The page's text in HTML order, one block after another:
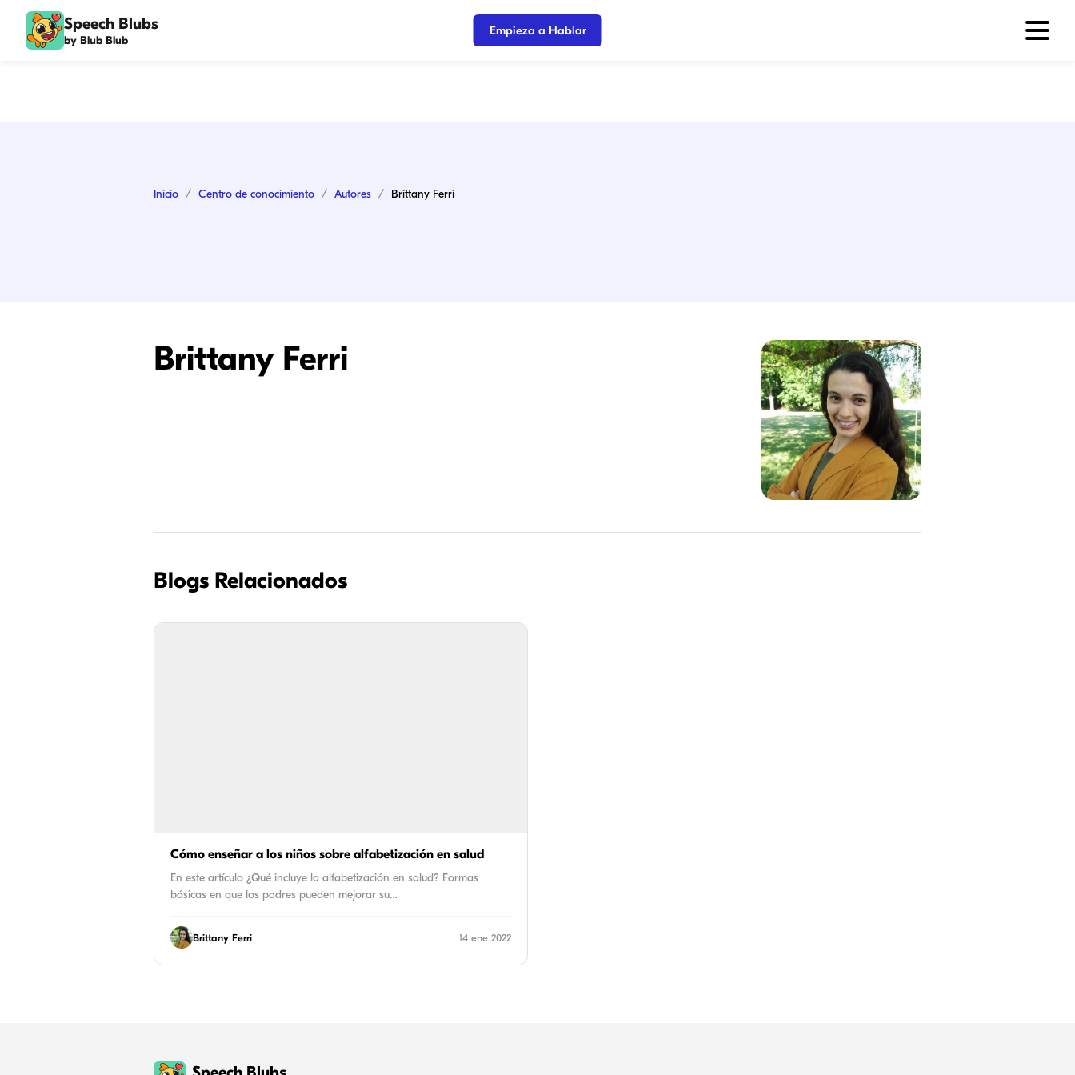
Speech Blubs
by Blub Blub
Empieza a Hablar
Inicio Centro de conocimiento Autores Brittany Ferri
Brittany Ferri
Blogs Relacionados
Cómo enseñar a los niños sobre alfabetización en salud
En este artículo ¿Qué incluye la alfabetización en salud? Formas
básicas en que los padres pueden mejorar su…
Brittany Ferri 14 ene 2022